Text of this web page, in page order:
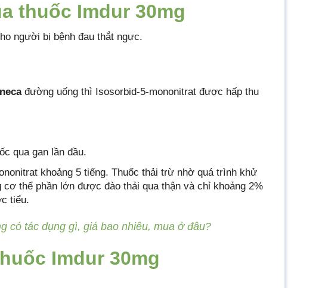
thuốc Imdur 30mg
người bị bệnh đau thắt ngực.
đường uống thì Isosorbid-5-mononitrat được hấp thu
qua gan lần đầu.
khoảng 5 tiếng. Thuốc thải trừ nhờ quá trình khử
thể phần lớn được đào thải qua thận và chỉ khoảng 2%
tiểu.
có tác dụng gì, giá bao nhiêu, mua ở đâu?
Imdur 30mg